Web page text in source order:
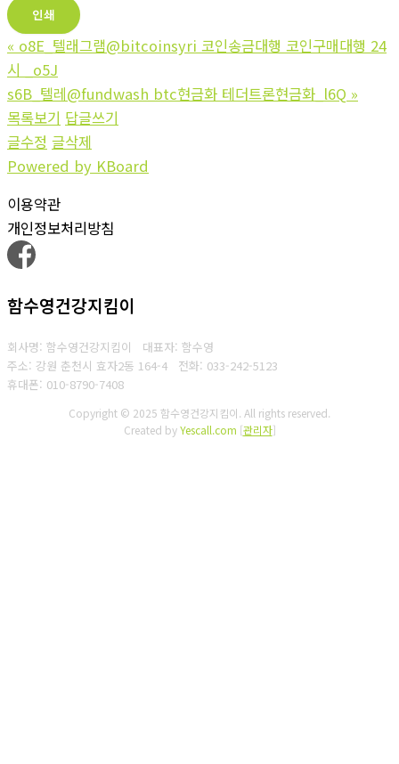
인쇄
« o8E_텔래그램@bitcoinsyri 코인송금대행 코인구매대행 24
시 _o5J
s6B_텔레@fundwash btc현금화 테더트론현금화_l6Q »
목록보기 답글쓰기
글수정 글삭제
Powered by KBoard
이용약관
개인정보처리방침
함수영건강지킴이
회사명: 함수영건강지킴이 대표자: 함수영
주소: 강원 춘천시 효자2동 164-4 전화: 033-242-5123
휴대폰: 010-8790-7408
Copyright © 2025 함수영건강지킴이. All rights reserved.
Created byYescall.com [관리자]